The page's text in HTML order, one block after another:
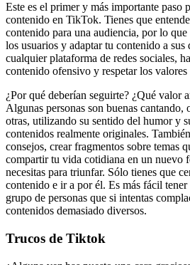
Este es el primer y más importante paso
contenido en TikTok. Tienes que
contenido para una audiencia, por lo que
los usuarios y adaptar tu contenido a sus
cualquier plataforma de redes sociales,
contenido ofensivo y respetar los
¿Por qué deberían seguirte? ¿Qué valor
Algunas personas son buenas cantando,
otras, utilizando su sentido del humor y
contenidos realmente originales.
consejos, crear fragmentos sobre temas
compartir tu vida cotidiana en un nuevo
necesitas para triunfar. Sólo tienes que
contenido e ir a por él. Es más fácil
grupo de personas que si intentas
contenidos demasiado diversos.
Trucos de Tiktok